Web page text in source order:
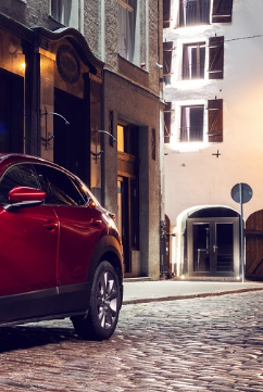
NAUJIENOS
TESTAI
NAUJI
NAUDOTI
REPORTAŽAI
SPORTAS